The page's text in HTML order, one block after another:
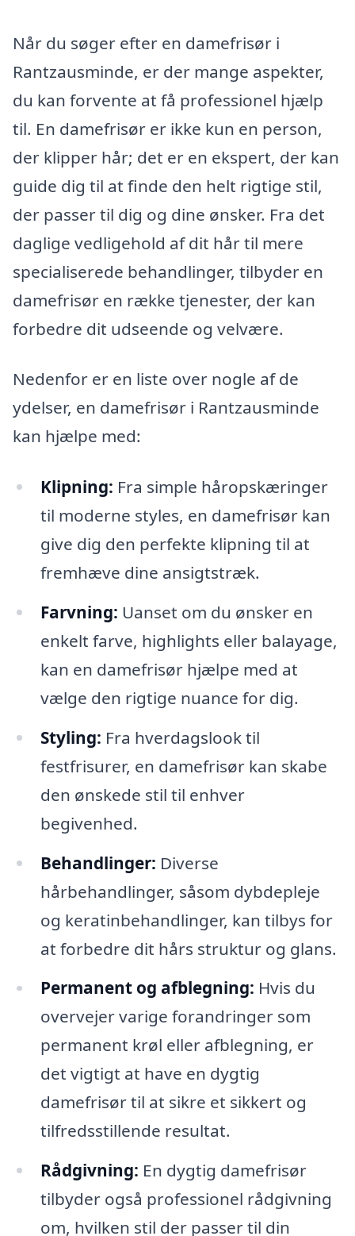
Når du søger efter en damefrisør i
Rantzausminde, er der mange aspekter,
du kan forvente at få professionel hjælp
til. En damefrisør er ikke kun en person,
der klipper hår; det er en ekspert, der kan
guide dig til at finde den helt rigtige stil,
der passer til dig og dine ønsker. Fra det
daglige vedligehold af dit hår til mere
specialiserede behandlinger, tilbyder en
damefrisør en række tjenester, der kan
forbedre dit udseende og velvære.
Nedenfor er en liste over nogle af de
ydelser, en damefrisør i Rantzausminde
kan hjælpe med:
Klipning: Fra simple håropskæringer
til moderne styles, en damefrisør kan
give dig den perfekte klipning til at
fremhæve dine ansigtstræk.
Farvning: Uanset om du ønsker en
enkelt farve, highlights eller balayage,
kan en damefrisør hjælpe med at
vælge den rigtige nuance for dig.
Styling: Fra hverdagslook til
festfrisurer, en damefrisør kan skabe
den ønskede stil til enhver
begivenhed.
Behandlinger: Diverse
hårbehandlinger, såsom dybdepleje
og keratinbehandlinger, kan tilbys for
at forbedre dit hårs struktur og glans.
Permanent og afblegning: Hvis du
overvejer varige forandringer som
permanent krøl eller afblegning, er
det vigtigt at have en dygtig
damefrisør til at sikre et sikkert og
tilfredsstillende resultat.
Rådgivning: En dygtig damefrisør
tilbyder også professionel rådgivning
om, hvilken stil der passer til din